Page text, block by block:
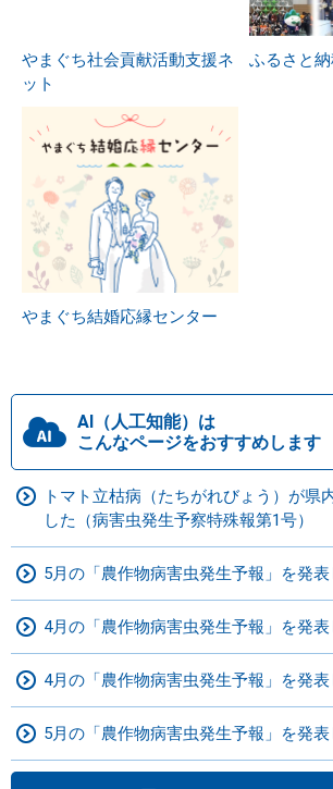
やまぐち社会貢献活動支援ネ
ット
ふるさと
やまぐち結婚応縁センター
AI（人工知能）は
こんなページをおすすめします
トマト立枯病（たちがれびょう）が県
した（病害虫発生予察特殊報第1号）
5月の「農作物病害虫発生予報」を発
4月の「農作物病害虫発生予報」を発
4月の「農作物病害虫発生予報」を発
5月の「農作物病害虫発生予報」を発